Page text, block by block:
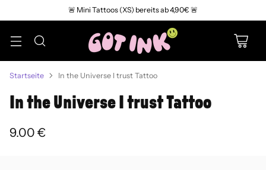
🚨 Mini Tattoos (XS) bereits ab 4,90€ 🚨
Startseite In the Universe I trust Tattoo
In the Universe I trust Tattoo
Normaler
9.00 €